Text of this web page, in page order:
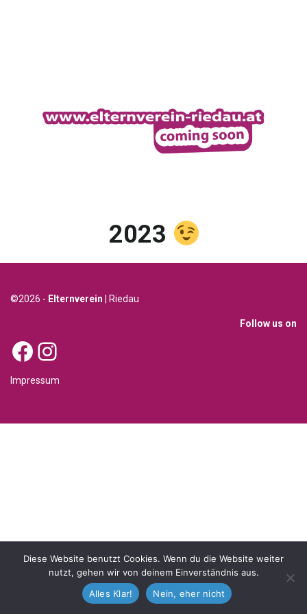
2023
©2026 - Elternverein | Riedau
Follow us on
Facebook
Instagram
Impressum
Diese Website benutzt Cookies. Wenn du die Website weiter
nutzt, gehen wir von deinem Einverständnis aus.
Alles Klar!
Nein, eher nicht